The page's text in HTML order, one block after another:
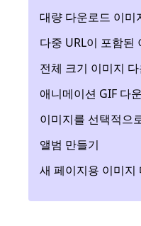
대량 다운로드 이미
다중 URL이 포함된
전체 크기 이미지
애니메이션 GIF 다
이미지를 선택적으
앨범 만들기
새 페이지용 이미지